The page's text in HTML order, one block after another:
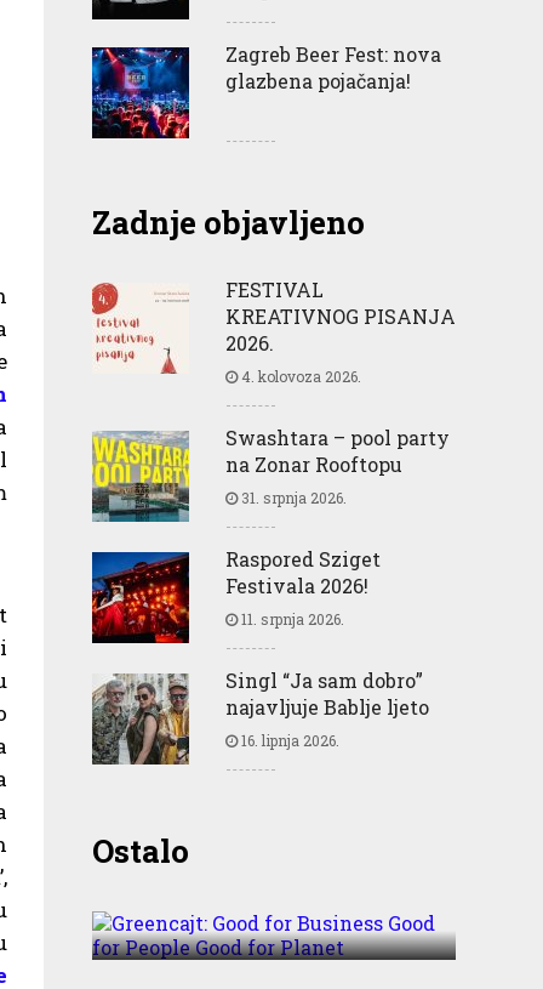
Zagreb Beer Fest: nova
glazbena pojačanja!
Zadnje objavljeno
FESTIVAL
KREATIVNOG PISANJA
2026.
4. kolovoza 2026.
Swashtara – pool party
na Zonar Rooftopu
31. srpnja 2026.
Raspored Sziget
Festivala 2026!
11. srpnja 2026.
Singl “Ja sam dobro”
najavljuje Bablje ljeto
16. lipnja 2026.
OstaloGreencajt: Good for
Business Good for People